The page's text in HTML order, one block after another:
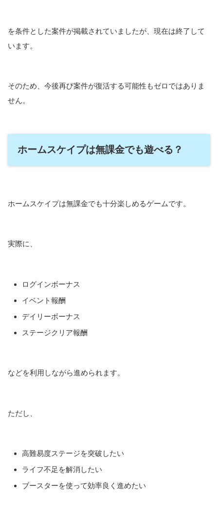
を条件とした案件が掲載されていましたが、現在は終了して
います。
そのため、今後再び案件が復活する可能性もゼロではありま
せん。
ホームスケイプは無課金でも遊べる？
ホームスケイプは無課金でも十分楽しめるゲームです。
実際に、
ログインボーナス
イベント報酬
デイリーボーナス
ステージクリア報酬
などを利用しながら進められます。
ただし、
高難易度ステージを突破したい
ライフ不足を解消したい
ブースターを使って効率良く進めたい